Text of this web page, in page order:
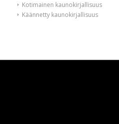
Kotimainen kaunokirjallisuus
Käännetty kaunokirjallisuus